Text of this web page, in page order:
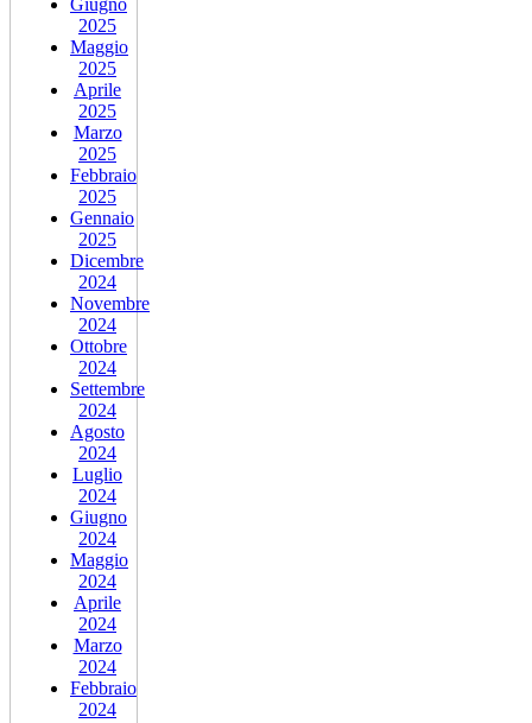
2025
Maggio
2025
Aprile
2025
Marzo
2025
Febbraio
2025
Gennaio
2025
Dicembre
2024
Novembre
2024
Ottobre
2024
Settembre
2024
Agosto
2024
Luglio
2024
Giugno
2024
Maggio
2024
Aprile
2024
Marzo
2024
Febbraio
2024